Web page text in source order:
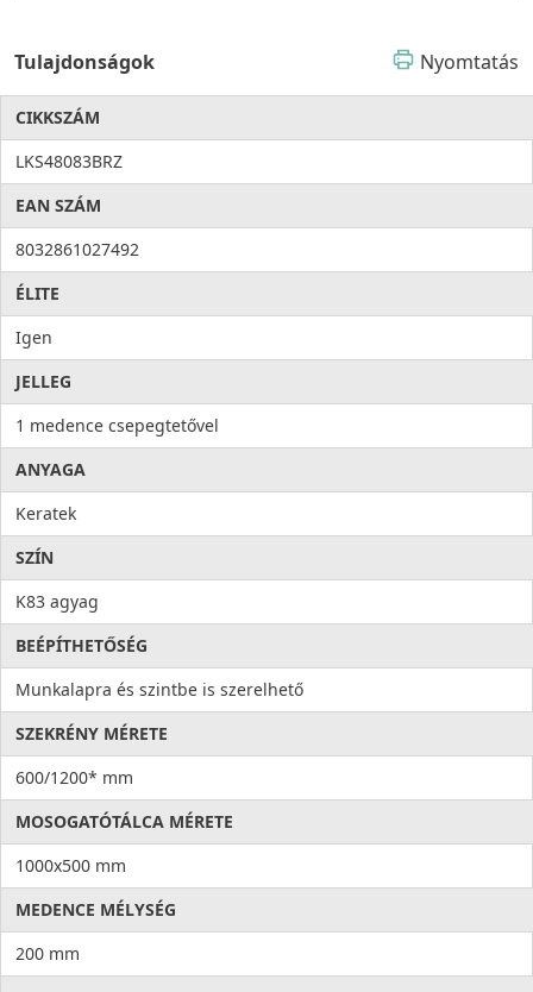
Tulajdonságok Nyomtatás
CIKKSZÁM
LKS48083BRZ
EAN SZÁM
8032861027492
ÉLITE
Igen
JELLEG
1 medence csepegtetővel
ANYAGA
Keratek
SZÍN
K83 agyag
BEÉPÍTHETŐSÉG
Munkalapra és szintbe is szerelhető
SZEKRÉNY MÉRETE
600/1200* mm
MOSOGATÓTÁLCA MÉRETE
1000x500 mm
MEDENCE MÉLYSÉG
200 mm